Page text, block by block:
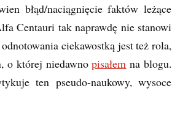
błąd/naciągnięcie faktów leżące
Centauri tak naprawdę nie stanowi
ciekawostką jest też rola,
o której niedawnopisałem na blogu.
ten pseudo-naukowy, wysoce